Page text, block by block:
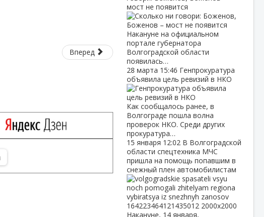
Вперед
мост не появится
Накануне на официальном
портале губернатора
Волгоградской области
появилась…
28 марта 15:46 Генпрокуратура
объявила цель ревизий в НКО
Как сообщалось ранее, в
Волгограде пошла волна
проверок НКО. Среди других
прокуратура…
15 января 12:02 В Волгоградской
области спецтехника МЧС
пришла на помощь попавшим в
снежный плен автомобилистам
Накануне, 14 января,